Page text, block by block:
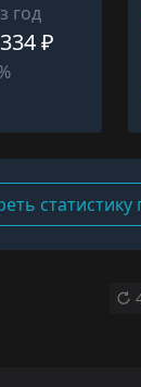
год
₽
статистику